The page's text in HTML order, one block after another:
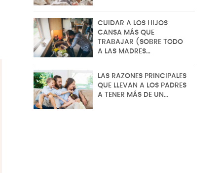
CUIDAR A LOS HIJOS
CANSA MÁS QUE
TRABAJAR (SOBRE TODO
A LAS MADRES…
LAS RAZONES PRINCIPALES
QUE LLEVAN A LOS PADRES
A TENER MÁS DE UN…